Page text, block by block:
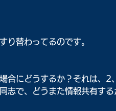
り替わってるのです。
合にどうするか？それは、2
志で、どうまた情報共有する